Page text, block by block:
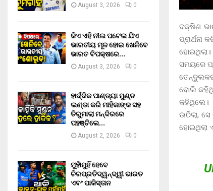
ଦକ୍ଷିଣ
ସମୟରେ
ବୋଲି
କହିଥିଲେ।
ଉଠିଲା,
ହୋଇଥିଲା
August 3, 2026 0
କିଏ ଏହି ନୀଲ ପଟେଲ ଯିଏ
ଭାରତୀୟ ମୂଳ ହୋଇ ଖେଳିବେ
ଭାରତ ବିପକ୍ଷରେ…
August 3, 2026 0
ହାର୍ଦ୍ଦିକ ପାଣ୍ଡ୍ୟା ମୁଣ୍ଡ
ଲଣ୍ଡା କରି ମାହିକାଙ୍କ ସହ
ତିରୁମାଲା ମନ୍ଦିରରେ
ପହଞ୍ଚିଲେ…
August 2, 2026 0
ମୁହାଁମୁହିଁ ହେବେ
ଚିରପ୍ରତିଦ୍ୱନ୍ଦ୍ୱୀ ଭାରତ
ଏବଂ ପାକିସ୍ତାନ